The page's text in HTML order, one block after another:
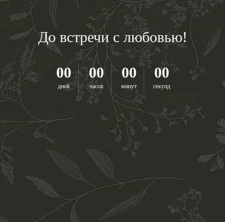
До встречи с любовью!
00
дней
00
часов
00
минут
00
секунд